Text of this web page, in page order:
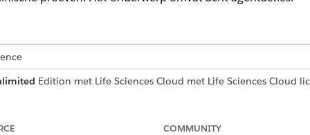
Edition met Life Sciences Cloud met Life Sciences Cloud
COMMUNITY